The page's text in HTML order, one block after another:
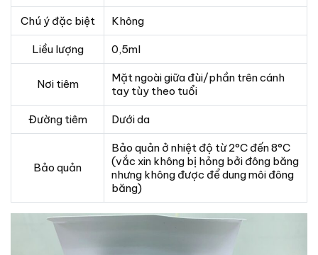
Chú ý đặc biệt Không
Liều lượng 0,5ml
Nơi tiêm
Mặt ngoài giữa đùi/phần trên cánh
tay tùy theo tuổi
Đường tiêm Dưới da
Bảo quản
Bảo quản ở nhiệt độ từ 2°C đến 8°C
(vắc xin không bị hỏng bởi đông băng
nhưng không được để dung môi đông
băng)